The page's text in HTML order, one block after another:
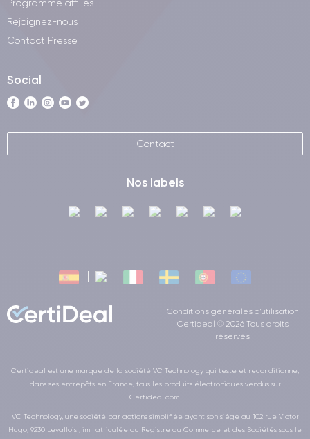
Programme affiliés
Rejoignez-nous
Contact Presse
Social
Contact
Nos labels
Conditions générales d'utilisation
Certideal © 2026 Tous droits
réservés
Certideal est une marque de la société VC Technology qui teste et reconditionne,
dans ses entrepôts en France, tous les produits électroniques vendus sur
Certideal.com.
VC Technology, une société par actions simplifiée ayant son siège au 102 rue Victor
Hugo, 9230 Levallois , immatriculée au Registre du Commerce et des Sociétés sous le